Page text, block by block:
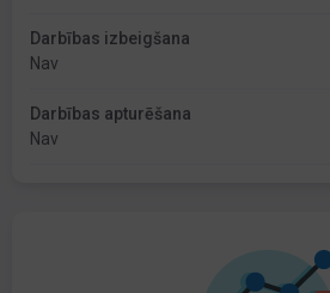
Darbības izbeigšana
Nav
Darbības apturēšana
Nav